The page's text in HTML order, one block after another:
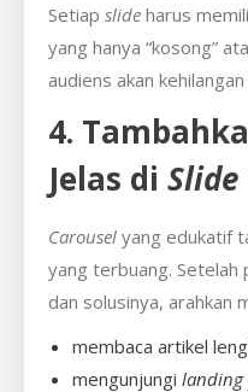
Setiap slide harus
yang hanya “kosong”
audiens akan
4.
Jelas di Slide
Carousel yang edukatif
yang terbuang. Setelah
dan solusinya, arahkan
membaca artikel
mengunjungi landing